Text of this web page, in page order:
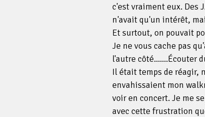
c'est vraiment eux. Des
n'avait qu'un intérêt,
Et surtout, on pouvait
Je ne vous cache pas
l'autre côté.......Écouter
Il était temps de réagir,
envahissaient mon
voir en concert. Je me
avec cette frustration